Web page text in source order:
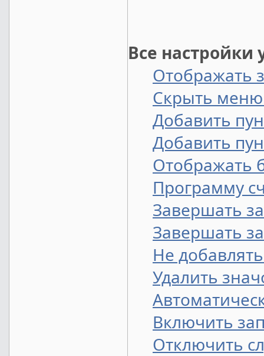
Все
Отображать
Скрыть
Добавить
Добавить
Отображать
Программу
Завершать
Завершать
Не
Удалить
Включить
Отключить